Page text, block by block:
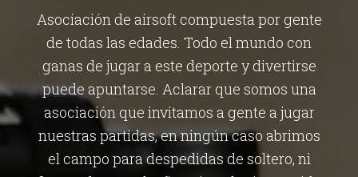
Asociación de airsoft compuesta por gente
de todas las edades. Todo el mundo con
ganas de jugar a este deporte y divertirse
puede apuntarse. Aclarar que somos una
asociación que invitamos a gente a jugar
nuestras partidas, en ningún caso abrimos
el campo para despedidas de soltero, ni